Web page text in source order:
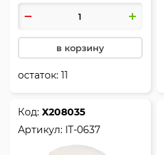
в корзину
остаток:11
Код:Х208035
Артикул: IT-0637